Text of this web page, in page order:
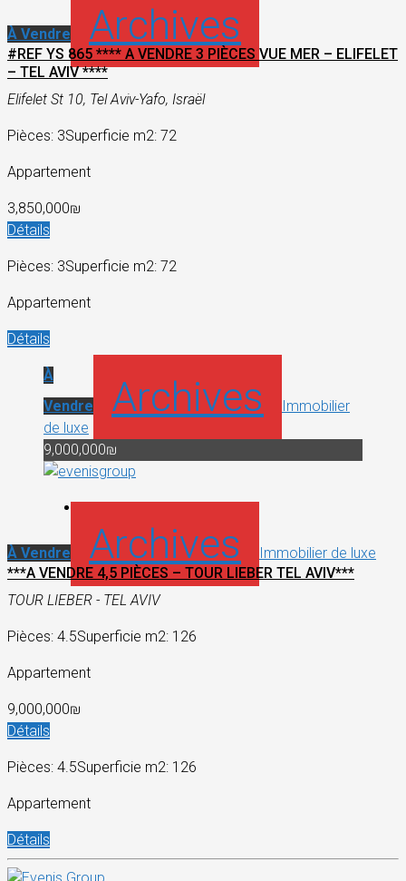
À Vendre Archives
#REF YS 865 **** A VENDRE 3 PIÈCES VUE MER – ELIFELET
– TEL AVIV ****
Elifelet St 10, Tel Aviv-Yafo, Israël
Pièces: 3Superficie m2: 72
Appartement
3,850,000₪
Détails
Pièces: 3Superficie m2: 72
Appartement
Détails
À
Vendre
Archives
Immobilier
de luxe
9,000,000₪
À Vendre Archives
Immobilier de luxe
***A VENDRE 4,5 PIÈCES – TOUR LIEBER TEL AVIV***
TOUR LIEBER - TEL AVIV
Pièces: 4.5Superficie m2: 126
Appartement
9,000,000₪
Détails
Pièces: 4.5Superficie m2: 126
Appartement
Détails